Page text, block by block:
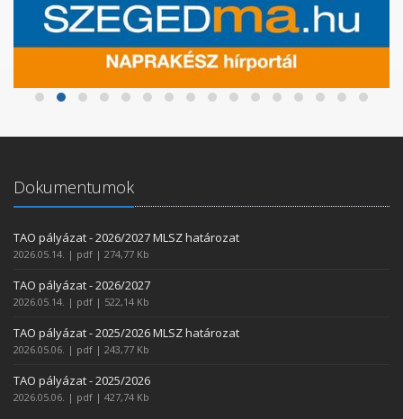
Dokumentumok
TAO pályázat - 2026/2027 MLSZ határozat
2026.05.14. | pdf | 274,77 Kb
TAO pályázat - 2026/2027
2026.05.14. | pdf | 522,14 Kb
TAO pályázat - 2025/2026 MLSZ határozat
2026.05.06. | pdf | 243,77 Kb
TAO pályázat - 2025/2026
2026.05.06. | pdf | 427,74 Kb